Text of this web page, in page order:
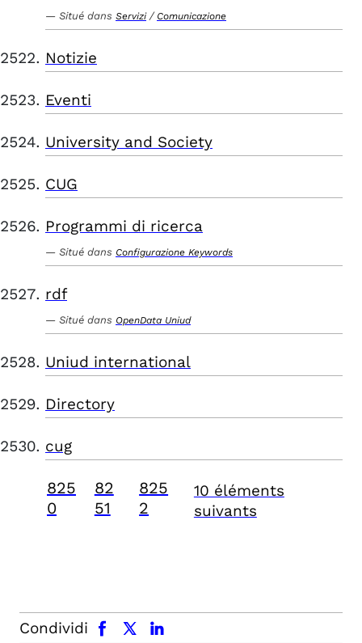
Situé dans Servizi / Comunicazione
Notizie
Eventi
University and Society
CUG
Programmi di ricerca
Situé dans Configurazione Keywords
rdf
Situé dans OpenData Uniud
Uniud international
Directory
cug
825
0
82
51
825
2
10 éléments
suivants
Condividi
facebook x.com linkedin